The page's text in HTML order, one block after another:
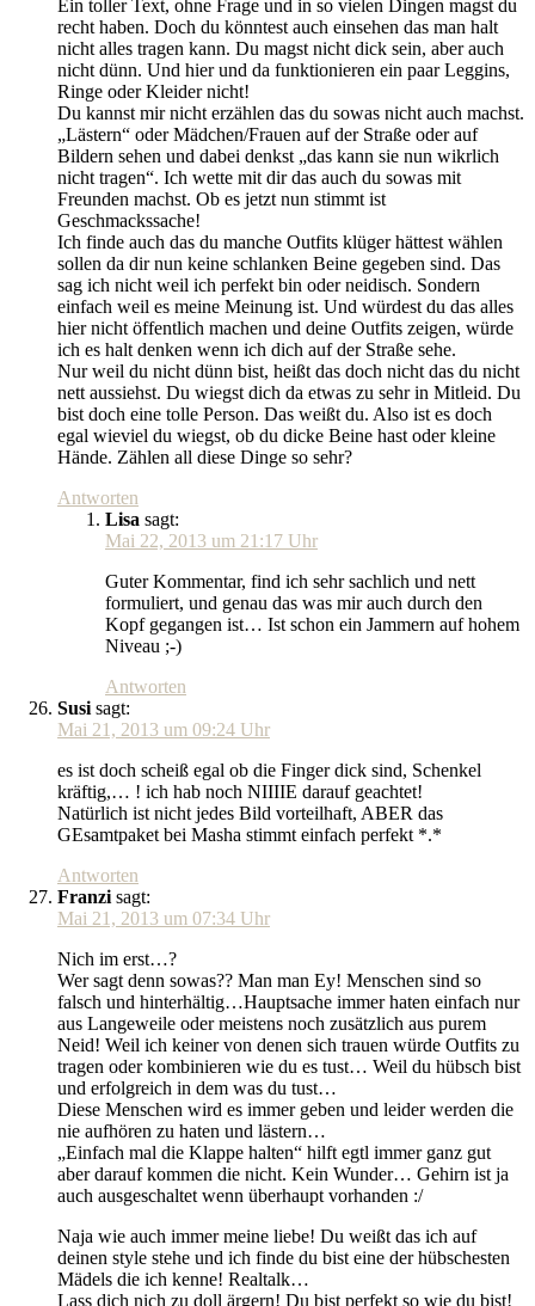
Ein toller Text, ohne Frage und in so vielen Dingen magst du
recht haben. Doch du könntest auch einsehen das man halt
nicht alles tragen kann. Du magst nicht dick sein, aber auch
nicht dünn. Und hier und da funktionieren ein paar Leggins,
Ringe oder Kleider nicht!
Du kannst mir nicht erzählen das du sowas nicht auch machst.
„Lästern“ oder Mädchen/Frauen auf der Straße oder auf
Bildern sehen und dabei denkst „das kann sie nun wikrlich
nicht tragen“. Ich wette mit dir das auch du sowas mit
Freunden machst. Ob es jetzt nun stimmt ist
Geschmackssache!
Ich finde auch das du manche Outfits klüger hättest wählen
sollen da dir nun keine schlanken Beine gegeben sind. Das
sag ich nicht weil ich perfekt bin oder neidisch. Sondern
einfach weil es meine Meinung ist. Und würdest du das alles
hier nicht öffentlich machen und deine Outfits zeigen, würde
ich es halt denken wenn ich dich auf der Straße sehe.
Nur weil du nicht dünn bist, heißt das doch nicht das du nicht
nett aussiehst. Du wiegst dich da etwas zu sehr in Mitleid. Du
bist doch eine tolle Person. Das weißt du. Also ist es doch
egal wieviel du wiegst, ob du dicke Beine hast oder kleine
Hände. Zählen all diese Dinge so sehr?
Antworten
Lisa sagt:
Mai 22, 2013 um 21:17 Uhr
Guter Kommentar, find ich sehr sachlich und nett
formuliert, und genau das was mir auch durch den
Kopf gegangen ist… Ist schon ein Jammern auf hohem
Niveau ;-)
Antworten
Susi sagt:
Mai 21, 2013 um 09:24 Uhr
es ist doch scheiß egal ob die Finger dick sind, Schenkel
kräftig,… ! ich hab noch NIIIIE darauf geachtet!
Natürlich ist nicht jedes Bild vorteilhaft, ABER das
GEsamtpaket bei Masha stimmt einfach perfekt *.*
Antworten
Franzi sagt:
Mai 21, 2013 um 07:34 Uhr
Nich im erst…?
Wer sagt denn sowas?? Man man Ey! Menschen sind so
falsch und hinterhältig…Hauptsache immer haten einfach nur
aus Langeweile oder meistens noch zusätzlich aus purem
Neid! Weil ich keiner von denen sich trauen würde Outfits zu
tragen oder kombinieren wie du es tust… Weil du hübsch bist
und erfolgreich in dem was du tust…
Diese Menschen wird es immer geben und leider werden die
nie aufhören zu haten und lästern…
„Einfach mal die Klappe halten“ hilft egtl immer ganz gut
aber darauf kommen die nicht. Kein Wunder… Gehirn ist ja
auch ausgeschaltet wenn überhaupt vorhanden :/
Naja wie auch immer meine liebe! Du weißt das ich auf
deinen style stehe und ich finde du bist eine der hübschesten
Mädels die ich kenne! Realtalk…
Lass dich nich zu doll ärgern! Du bist perfekt so wie du bist!